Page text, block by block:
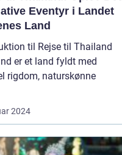
Eventyr i Landet
Land
til Rejse til Thailand
er et land fyldt med
rigdom, naturskønne
2024